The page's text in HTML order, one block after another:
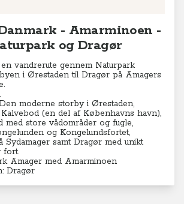
- Amarminoen -
og Dragør
vandrerute gennem Naturpark
i Ørestaden til Dragør på Amagers
Den moderne storby i Ørestaden,
(en del af Københavns havn),
med store vådområder og fugle,
og Kongelundsfortet,
Sydamager samt Dragør med unikt
fort.
Amager med Amarminoen
Dragør